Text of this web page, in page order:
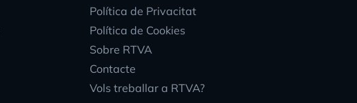
Política de Privacitat
Política de Cookies
Sobre RTVA
Contacte
Vols treballar a RTVA?